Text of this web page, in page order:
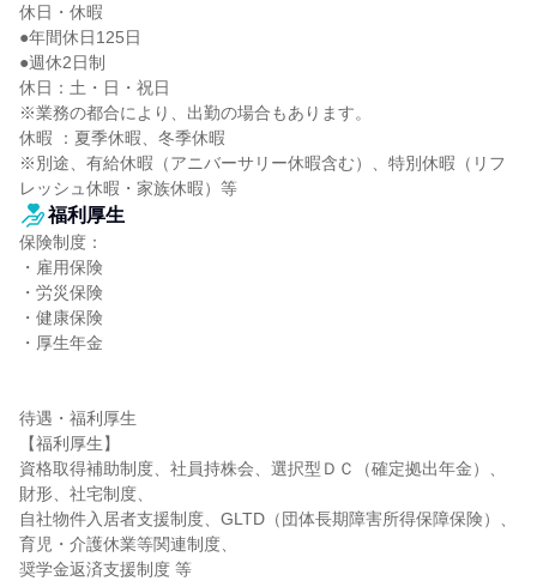
休日・休暇
●年間休日125日
●週休2日制
休日：土・日・祝日
※業務の都合により、出勤の場合もあります。
休暇 ：夏季休暇、冬季休暇
※別途、有給休暇（アニバーサリー休暇含む）、特別休暇（リフ
レッシュ休暇・家族休暇）等
福利厚生
保険制度：
・雇用保険
・労災保険
・健康保険
・厚生年金
待遇・福利厚生
【福利厚生】
資格取得補助制度、社員持株会、選択型ＤＣ（確定拠出年金）、
財形、社宅制度、
自社物件入居者支援制度、GLTD（団体長期障害所得保障保険）、
育児・介護休業等関連制度、
奨学金返済支援制度 等